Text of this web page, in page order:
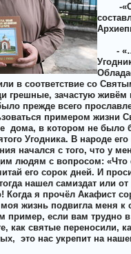
-
-
в соответствие со
грешные, зачастую
прежде всего
примером жизни
дома, в котором не было
Угодника. В народе
начался с того, что у
людям с вопросом: «Что
его сорок дней. И
нашел самиздат или
Когда я прочёл Акафист
жизнь подвигла меня к
пример, если вам трудно
как святые переносили,
это нас укрепит на